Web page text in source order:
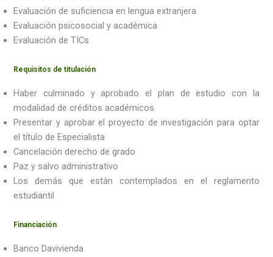
Evaluación de suficiencia en lengua extranjera
Evaluación psicosocial y académica
Evaluación de TICs
Requisitos de titulación
Haber culminado y aprobado el plan de estudio con la
modalidad de créditos académicos
Presentar y aprobar el proyecto de investigación para optar
el título de Especialista
Cancelación derecho de grado
Paz y salvo administrativo
Los demás que están contemplados en el reglamento
estudiantil
Financiación
Banco Davivienda